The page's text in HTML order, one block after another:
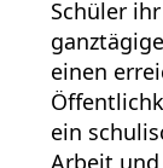
Schüler
einen
ein
Arbeit